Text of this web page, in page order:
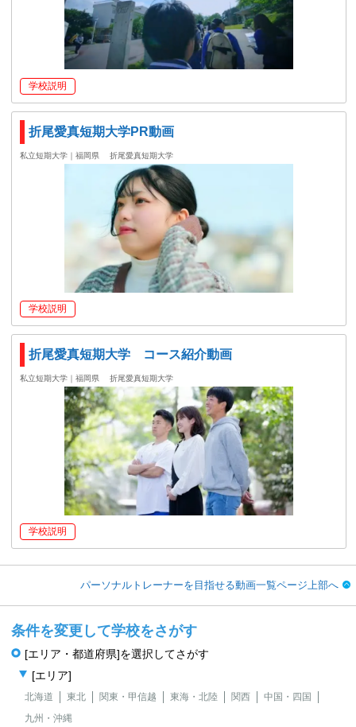
学校説明
折尾愛真短期大学PR動画
私立短期大学｜福岡県 折尾愛真短期大学
学校説明
折尾愛真短期大学 コース紹介動画
私立短期大学｜福岡県 折尾愛真短期大学
学校説明
パーソナルトレーナーを目指せる動画一覧ページ上部へ
条件を変更して学校をさがす
[エリア・都道府県]を選択してさがす
[エリア]
北海道 東北 関東・甲信越 東海・北陸 関西
中国・四国
九州・沖縄